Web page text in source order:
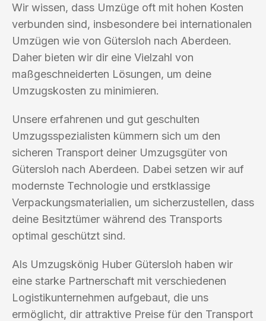
Wir wissen, dass Umzüge oft mit hohen Kosten
verbunden sind, insbesondere bei internationalen
Umzügen wie von Gütersloh nach Aberdeen.
Daher bieten wir dir eine Vielzahl von
maßgeschneiderten Lösungen, um deine
Umzugskosten zu minimieren.
Unsere erfahrenen und gut geschulten
Umzugsspezialisten kümmern sich um den
sicheren Transport deiner Umzugsgüter von
Gütersloh nach Aberdeen. Dabei setzen wir auf
modernste Technologie und erstklassige
Verpackungsmaterialien, um sicherzustellen, dass
deine Besitztümer während des Transports
optimal geschützt sind.
Als Umzugskönig Huber Gütersloh haben wir
eine starke Partnerschaft mit verschiedenen
Logistikunternehmen aufgebaut, die uns
ermöglicht, dir attraktive Preise für den Transport